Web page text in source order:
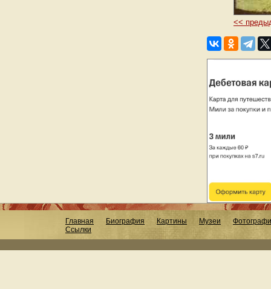
<<
Главная Биография Картины Музеи
Ссылки